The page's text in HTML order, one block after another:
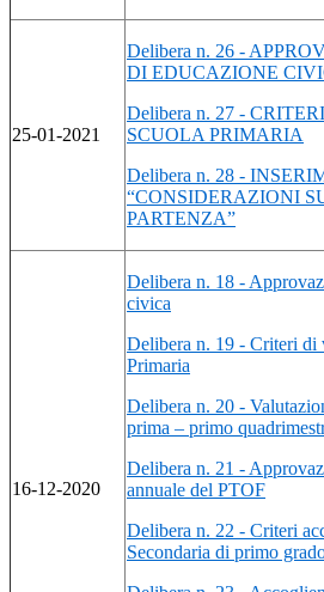
25-01-2021
Delibera n. 26 -
DI EDUCAZIONE
Delibera n. 27 -
SCUOLA PRIMARIA
Delibera n. 28 -
“CONSIDERAZIONI
PARTENZA”
16-12-2020
Delibera n. 18 -
civica
Delibera n. 19 - Criteri di
Primaria
Delibera n. 20 -
prima – primo
Delibera n. 21 -
annuale del PTOF
Delibera n. 22 - Criteri
Secondaria di primo